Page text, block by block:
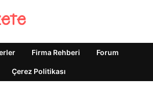
Firma Rehberi Forum
Çerez Politikası